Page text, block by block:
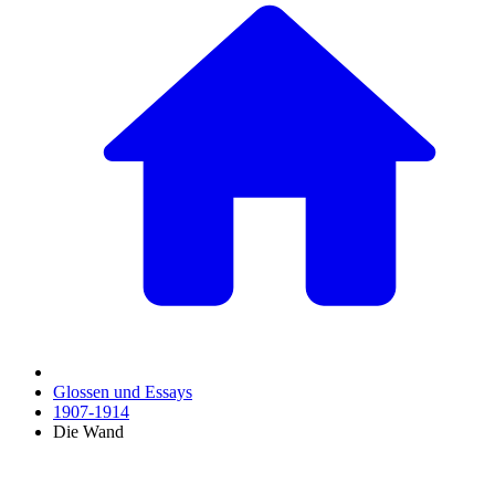
Glossen und Essays
1907-1914
Die Wand